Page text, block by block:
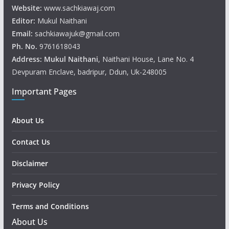
Website: www.sachkiawaj.com
Editor: Mukul Naithani
Email: sachkiawajuk@gmail.com
Ph. No. 9761618043
Address: Mukul Naithani, Naithani House, Lane No. 4
Devpuram Enclave, badripur, Ddun, Uk-248005
Important Pages
About Us
Contact Us
Disclaimer
Privacy Policy
Terms and Conditions
About Us